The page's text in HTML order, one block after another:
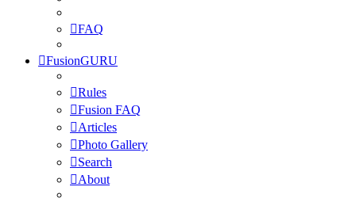
FAQ
FusionGURU
Rules
Fusion FAQ
Articles
Photo Gallery
Search
About